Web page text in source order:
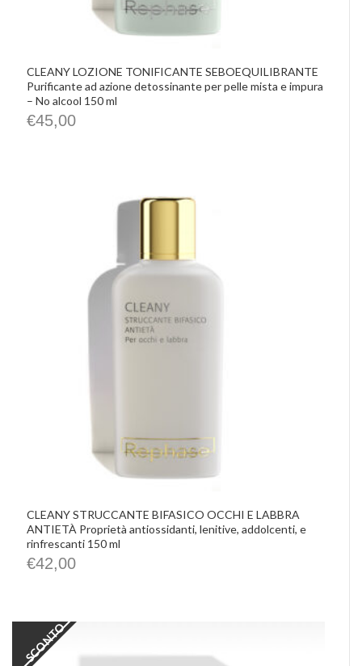
CLEANY LOZIONE TONIFICANTE SEBOEQUILIBRANTE
Purificante ad azione detossinante per pelle mista e impura
– No alcool 150 ml
€45,00
CLEANY STRUCCANTE BIFASICO OCCHI E LABBRA
ANTIETÀ Proprietà antiossidanti, lenitive, addolcenti, e
rinfrescanti 150 ml
€42,00
SCONTO